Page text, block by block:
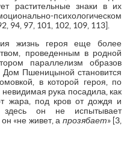
растительные знаки в их
психологическом
94, 97, 101, 102, 109, 113].
жизнь героя еще более
проведенным в родной
параллелизм образов
Дом Пшеницыной становится
в которой героя, по
невидимая рука посадила, как
жара, под кров от дождя и
здесь он не испытывает
«не живет, а прозябает» [3,